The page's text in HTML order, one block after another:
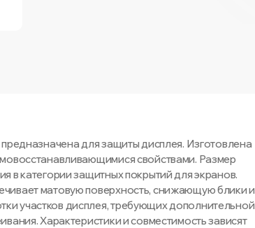
для защиты дисплея. Изготовлена
свойствами. Размер
в категории защитных покрытий для экранов.
матовую поверхность, снижающую блики и
участков дисплея, требующих дополнительной
Характеристики и совместимость зависят